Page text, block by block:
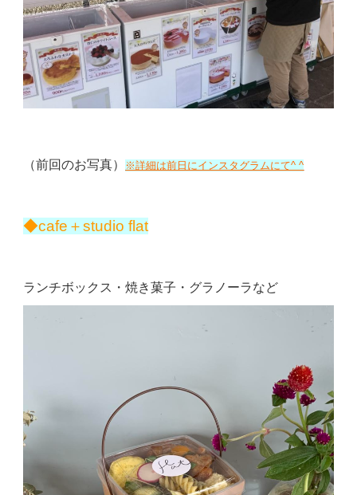
（前回のお写真） ※詳細は前日にインスタグラムにて^ ^
◆cafe＋studio flat
ランチボックス・焼き菓子・グラノーラなど